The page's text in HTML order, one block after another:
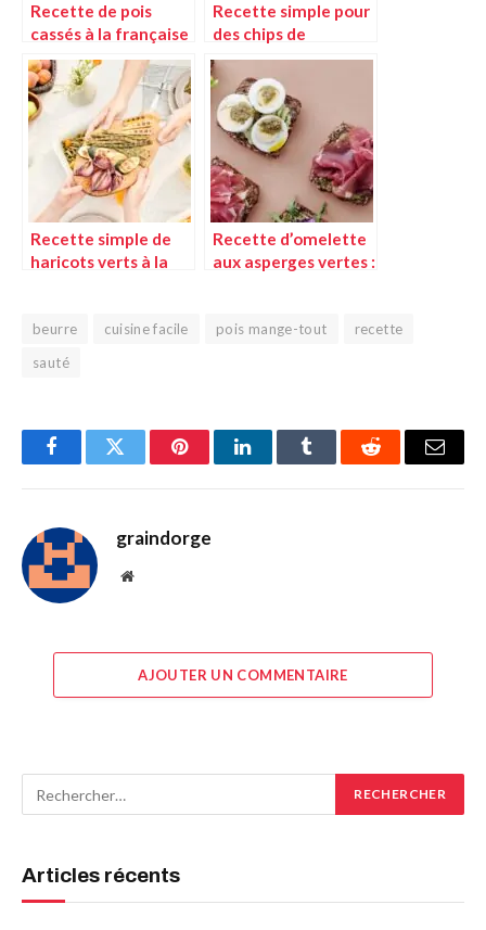
Recette de pois
cassés à la française
: technique et
astuces pour une
préparation parfaite
Recette simple pour
des chips de
pommes
croustillantes
Recette simple de
haricots verts à la
Recette d’omelette
aux asperges vertes :
savoureuse
beurre cuisine facile pois mange-tout
recette
sauté
FacebookTwitter PinterestLinkedInTumblr Reddit
E-
graindorge
Site
AJOUTER UN COMMENTAIRE
Articles récents